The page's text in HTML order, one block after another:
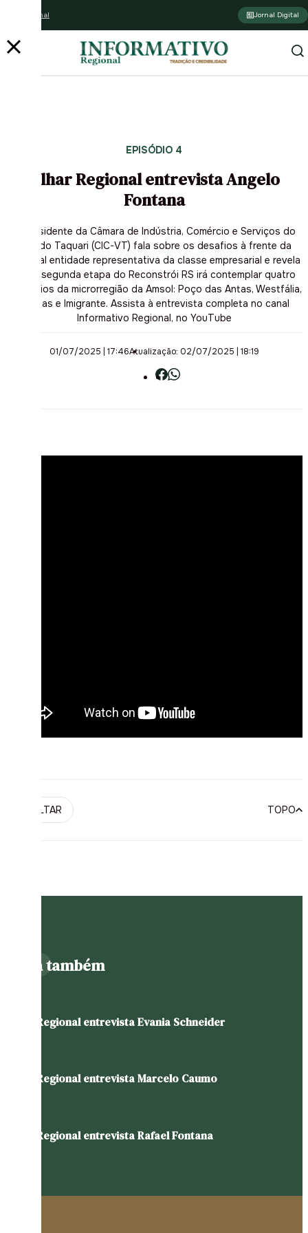
Assine o jornal Jornal Digital
EPISÓDIO 4
Olhar Regional entrevista Angelo
Fontana
O presidente da Câmara de Indústria, Comércio e Serviços do
Vale do Taquari (CIC-VT) fala sobre os desafios à frente da
principal entidade representativa da classe empresarial e revela
que a segunda etapa do Reconstrói RS irá contemplar quatro
municípios da microrregião da Amsol: Poço das Antas, Westfália,
Colinas e Imigrante. Assista à entrevista completa no canal
Informativo Regional, no YouTube
01/07/2025 | 17:46Atualização: 02/07/2025 | 18:19
VOLTAR TOPO
Leia também
Olhar Regional entrevista Evania Schneider
Olhar Regional entrevista Marcelo Caumo
Olhar Regional entrevista Rafael Fontana